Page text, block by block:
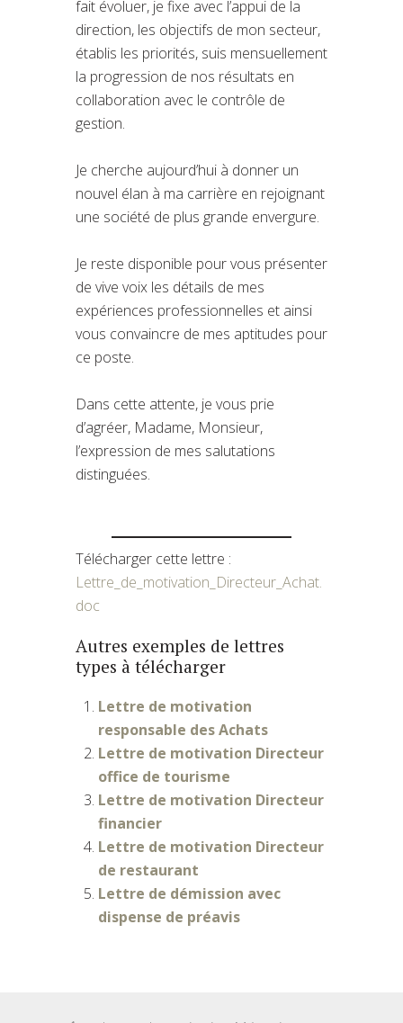
fait évoluer, je fixe avec l’appui de la
direction, les objectifs de mon secteur,
établis les priorités, suis mensuellement
la progression de nos résultats en
collaboration avec le contrôle de
gestion.
Je cherche aujourd’hui à donner un
nouvel élan à ma carrière en rejoignant
une société de plus grande envergure.
Je reste disponible pour vous présenter
de vive voix les détails de mes
expériences professionnelles et ainsi
vous convaincre de mes aptitudes pour
ce poste.
Dans cette attente, je vous prie
d’agréer, Madame, Monsieur,
l’expression de mes salutations
distinguées.
Télécharger cette lettre :
Lettre_de_motivation_Directeur_Achat.
doc
Autres exemples de lettres
types à télécharger
Lettre de motivation
responsable des Achats
Lettre de motivation Directeur
office de tourisme
Lettre de motivation Directeur
financier
Lettre de motivation Directeur
de restaurant
Lettre de démission avec
dispense de préavis